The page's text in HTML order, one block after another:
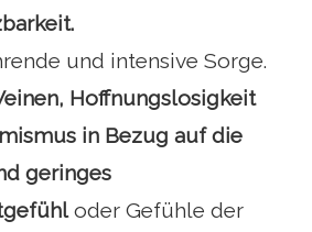
und intensive Sorge.
Hoffnungslosigkeit
in Bezug auf die
geringes
oder Gefühle der